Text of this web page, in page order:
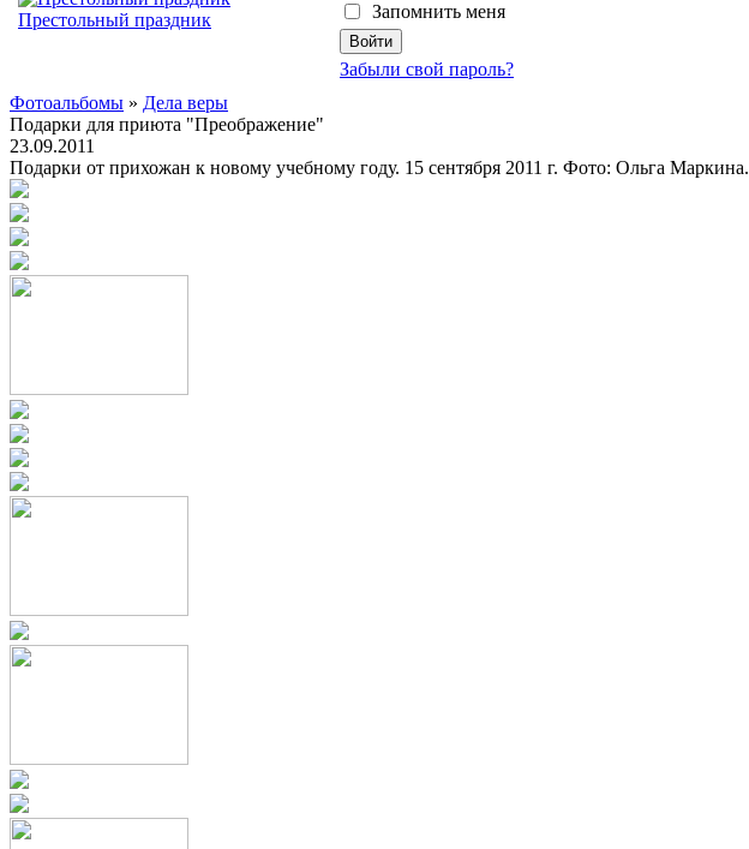
Престольный праздник
Запомнить меня
Забыли свой пароль?
Фотоальбомы » Дела веры
Подарки для приюта "Преображение"
23.09.2011
Подарки от прихожан к новому учебному году. 15 сентября 2011 г. Фото: Ольга Маркина.